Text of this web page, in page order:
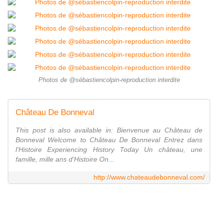
Photos de @sébastiencolpin-reproduction interdite
Château De Bonneval
This post is also available in: Bienvenue au Château de
Bonneval Welcome to Château De Bonneval Entrez dans
l'Histoire Experiencing History Today Un château, une
famille, mille ans d'Histoire On...
http://www.chateaudebonneval.com/